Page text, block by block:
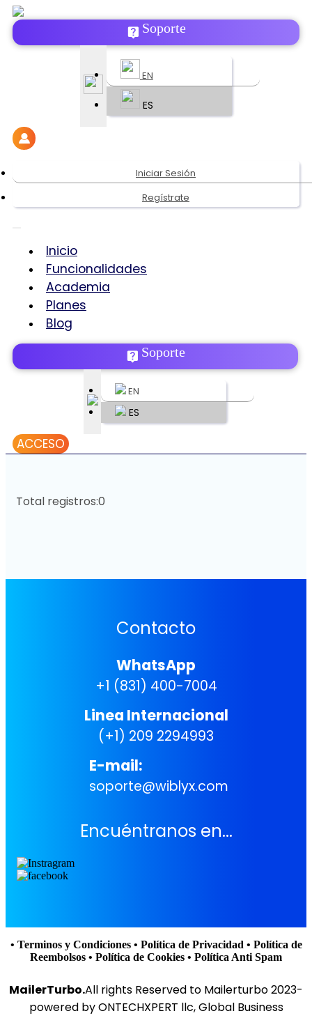
Soporte
EN
ES
Iniciar Sesión
Regístrate
Inicio
Funcionalidades
Academia
Planes
Blog
Soporte
EN
ES
ACCESO
Total registros:0
Contacto
WhatsApp
+1 (831) 400-7004
Linea Internacional
(+1) 209 2294993
E-mail:
soporte@wiblyx.com
Encuéntranos en...
• Terminos y Condiciones • Política de Privacidad • Política de
Reembolsos • Política de Cookies • Política Anti Spam
MailerTurbo.All rights Reserved to Mailerturbo 2023-
powered by ONTECHXPERT llc, Global Business